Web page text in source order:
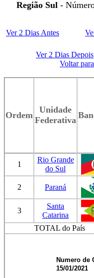
Região Sul-
Ver 2 Dias Antes
Ver 2 Dias Depois
Voltar
Ordem
Unidade
Federativa
1
Rio Grande
do Sul
2 Paraná
3
Santa
Catarina
TOTAL do País
Numero de
15/01/2021